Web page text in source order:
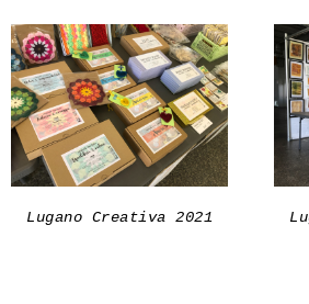
Lugano Creativa 2021